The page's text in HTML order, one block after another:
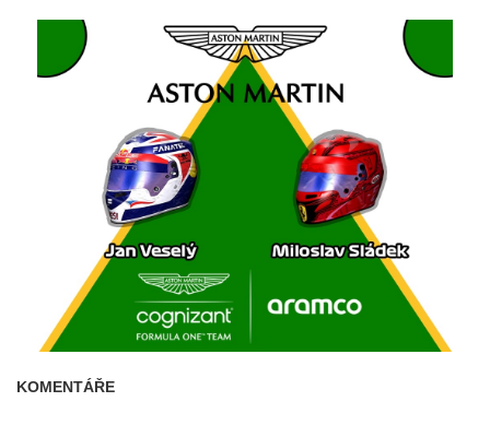
KOMENTÁŘE